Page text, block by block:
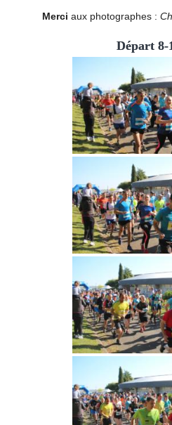
Merci aux photographes :
Départ 8-